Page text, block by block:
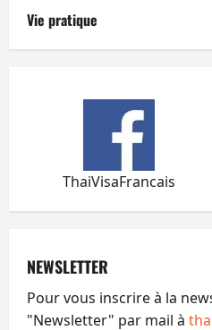
Vie pratique
ThaiVisaFrancais
NEWSLETTER
Pour vous inscrire à la
"Newsletter" par mail à